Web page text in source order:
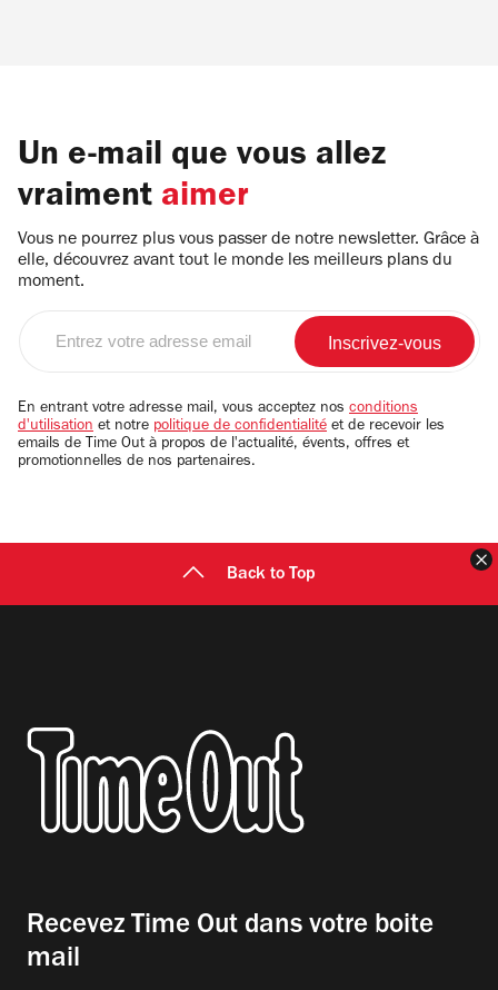
Un e-mail que vous allez
vraiment aimer
Vous ne pourrez plus vous passer de notre newsletter. Grâce à
elle, découvrez avant tout le monde les meilleurs plans du
moment.
email
En entrant votre adresse mail, vous acceptez nos conditions
d'utilisation et notre politique de confidentialité et de recevoir les
emails de Time Out à propos de l'actualité, évents, offres et
promotionnelles de nos partenaires.
Back to Top
Recevez Time Out dans votre boite
mail